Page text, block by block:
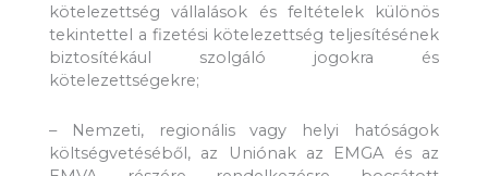
kötelezettség vállalások és feltételek különös
tekintettel a fizetési kötelezettség teljesítésének
biztosítékául szolgáló jogokra és
kötelezettségekre;
– Nemzeti, regionális vagy helyi hatóságok
költségvetéséből, az Uniónak az EMGA és az